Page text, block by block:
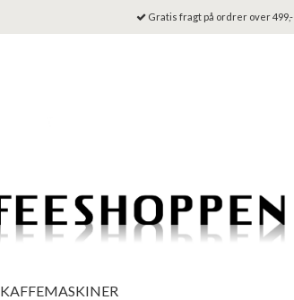
Gratis fragt på ordrer over 499,-
KAFFEMASKINER